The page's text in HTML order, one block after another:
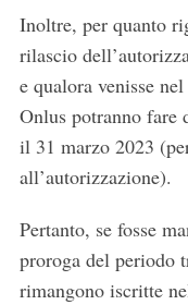
Inoltre, per quanto
rilascio
e qualora venisse
Onlus potranno fare
il 31 marzo 2023
all’autorizzazione).
Pertanto, se fosse
proroga del periodo
rimangono iscritte